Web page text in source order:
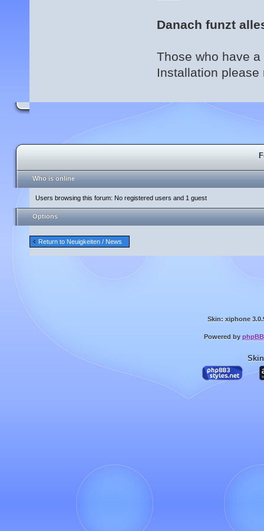
Danach funzt
Those who have
Installation
Who is online
Users browsing this forum: No registered users and 1 guest
Options
Return to Neuigkeiten / News
Skin: xiphone
Powered by phpBB